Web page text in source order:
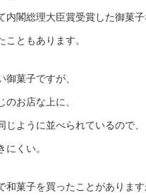
閣総理大臣賞受賞した御菓子
ともあります。
菓子ですが、
お店な上に、
ように並べられているので、
くい。
菓子を買ったことがあります